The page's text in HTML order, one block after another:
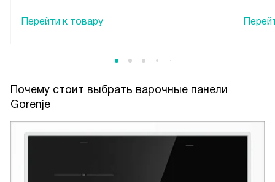
Перейти к товару
Почему стоит выбрать варочные панели
Gorenje